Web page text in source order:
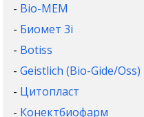
- Bio-MEM
- Биомет 3i
- Botiss
-Geistlich (Bio-Gide/Oss)
- Цитопласт
- Конектбиофарм